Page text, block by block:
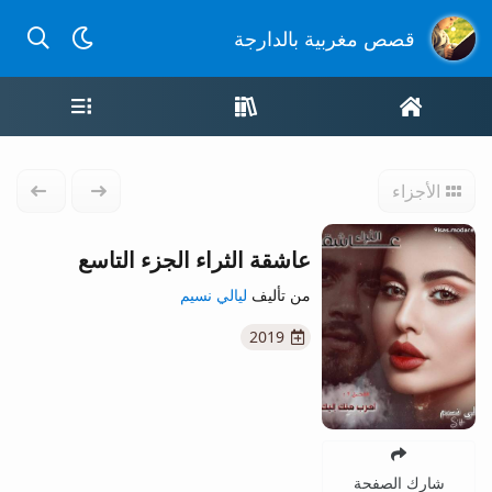
قصص مغربية بالدارجة بحث
الصفحة الرئيسية واجهة القصص
الأجزاء الجزء
شارك الصفحة
عاشقة الثراء الجزء التاسع
من تأليف ليالي نسيم
2019